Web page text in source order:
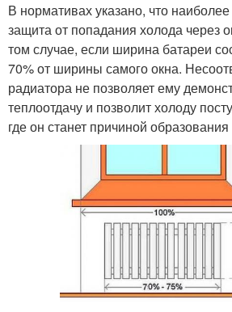
В нормативах указано, что
защита от попадания холода через
том случае, если ширина батареи
70% от ширины самого окна.
радиатора не позволяет ему
теплоотдачу и позволит холоду
где он станет причиной